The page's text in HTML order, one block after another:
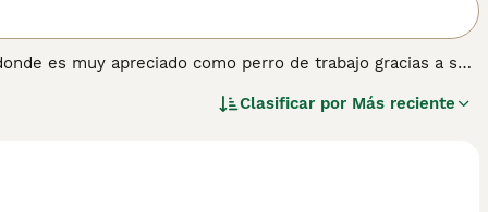
es muy apreciado como perro de trabajo gracias a su
sino también aquí en España y en otras partes del
información sobre esta raza de perro.
Clasificar por Más reciente